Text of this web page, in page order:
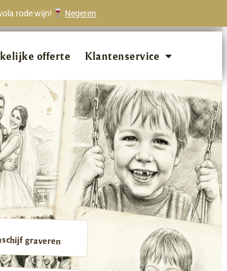
rode wijn! Negeren
beveelt ons aan!
offerte Klantenservice
graveren